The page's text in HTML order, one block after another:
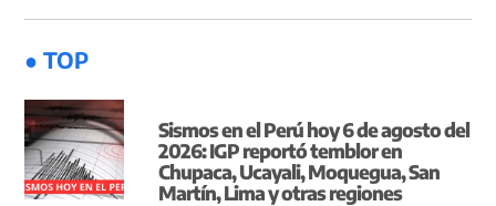
● TOP
Sismos en el Perú hoy 6 de agosto del
2026: IGP reportó temblor en
Chupaca, Ucayali, Moquegua, San
Martín, Lima y otras regiones